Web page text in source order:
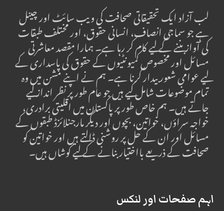
لب آزاد ایک تحقیقاتی صحافت کی ویب سائٹ اور چینل
ہے جو سماجی انصاف، انسانی حقوق، اور مختلف طبقات
کی آواز بننے کے لیے کام کر رہا ہے۔ ہمارا مقصد معاشرتی
مسائل اور مخصوص کمیونٹیوں کے حقوق کی پاسداری کے
لیے عوامی شعور بیدار کرنا ہے۔ ہم نے اپنے مشن میں وہ
تمام موضوعات شامل کیے ہیں جو عام طور پر نظر انداز کیے
جاتے ہیں۔ ہم خاص طور پر پاکستان میں اقلیتی برادری،
خواجہ سراؤں، خواتین، بچوں اور دیگر مارجنلائزڈ طبقوں کے
مسائل اور ان کے حل پر روشنی ڈالتے ہیں اور خواتین کو
صحافت کے ذریعے بااختیار بنانے کے لیے کوشاں ہیں۔
اہم صفحات اور لنکس